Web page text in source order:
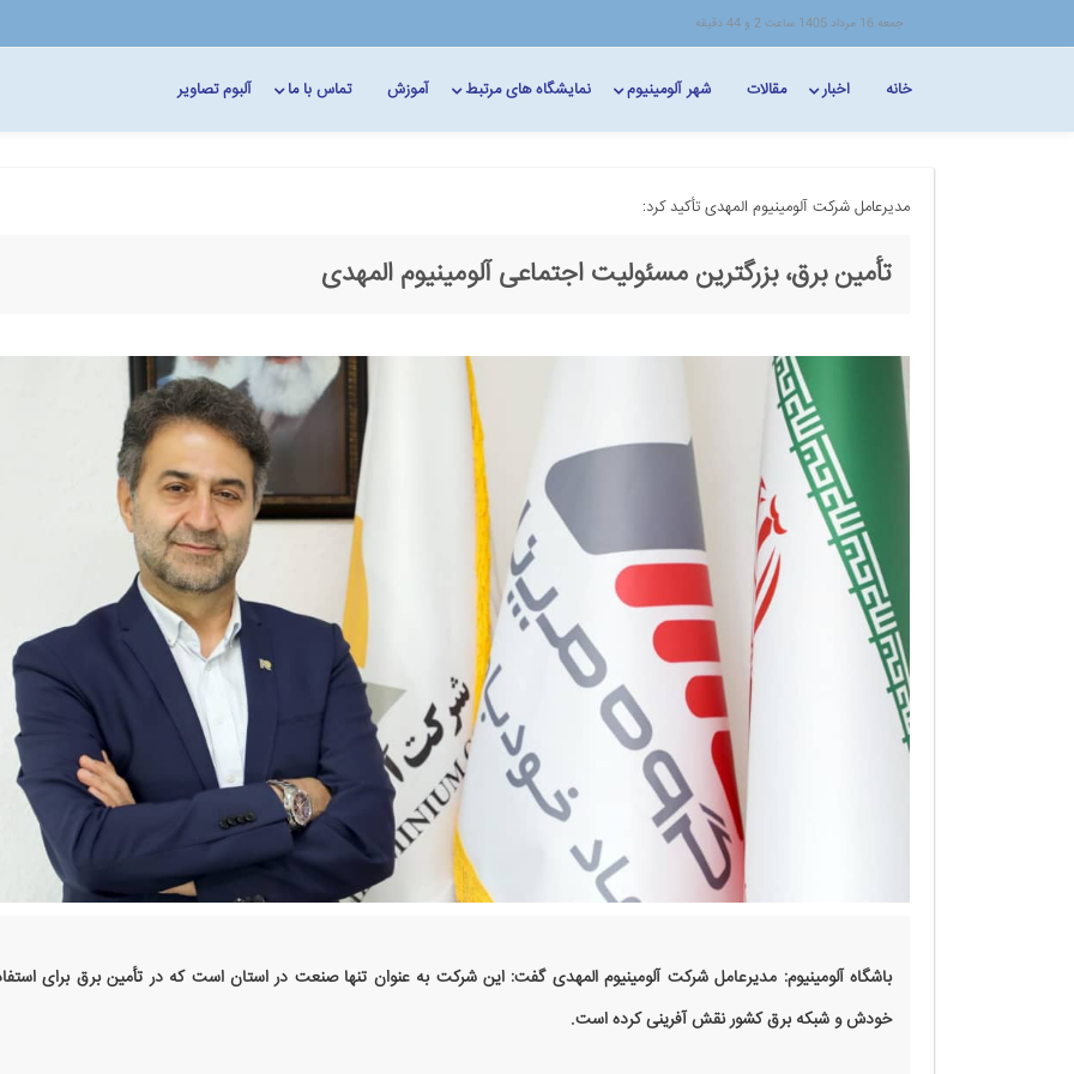
جمعه 16 مرداد 1405 ساعت 2 و 44 دقیقه
خانه اخبار مقالات شهر آلومینیوم نمایشگاه های مرتبط آموزش تماس با ما آلبوم تصاویر
مدیرعامل شرکت آلومینیوم المهدی تأکید کرد:
تأمین برق، بزرگترین مسئولیت اجتماعی آلومینیوم المهدی
باشگاه آلومینیوم: مدیرعامل شرکت آلومینیوم المهدی گفت: این شرکت به عنوان تنها صنعت در استان است که در تأمین برق برای
خودش و شبکه برق کشور نقش آفرینی کرده است.